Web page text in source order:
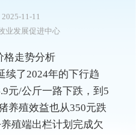
11-11
业发展促进中心
格走势分析
续了2024年的下行趋
元/公斤一路下跌，到5
养殖效益也从350元跌
殖端出栏计划完成欠